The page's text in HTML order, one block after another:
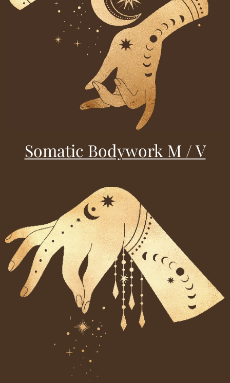
Somatic Bodywork M / V